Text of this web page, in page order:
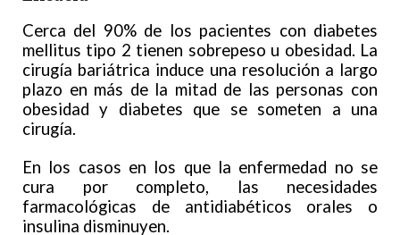
Cerca del 90% de los pacientes con diabetes
mellitus tipo 2 tienen sobrepeso u obesidad. La
cirugía bariátrica induce una resolución a largo
plazo en más de la mitad de las personas con
obesidad y diabetes que se someten a una
cirugía.
En los casos en los que la enfermedad no se
cura por completo, las necesidades
farmacológicas de antidiabéticos orales o
insulina disminuyen.